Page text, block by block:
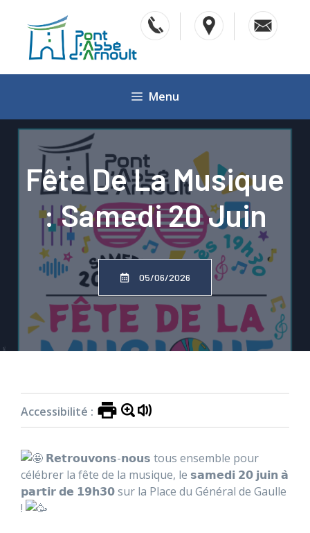
contenu
Menu
Fête De La Musique
: Samedi 20 Juin
05/06/2026
Accueil Actualités»Fête de la musique :
Accessibilité :
𝗥𝗲𝘁𝗿𝗼𝘂𝘃𝗼𝗻𝘀-𝗻𝗼𝘂𝘀 tous ensemble pour
célébrer la fête de la musique, le 𝘀𝗮𝗺𝗲𝗱𝗶 𝟮𝟬 𝗷𝘂𝗶𝗻 𝗮̀
𝗽𝗮𝗿𝘁𝗶𝗿 𝗱𝗲 𝟭𝟵𝗵𝟯𝟬 sur la Place du Général de Gaulle
!